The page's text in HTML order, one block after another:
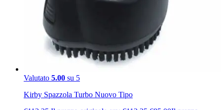
Valutato 5.00 su 5
Kirby Spazzola Turbo Nuovo Tipo